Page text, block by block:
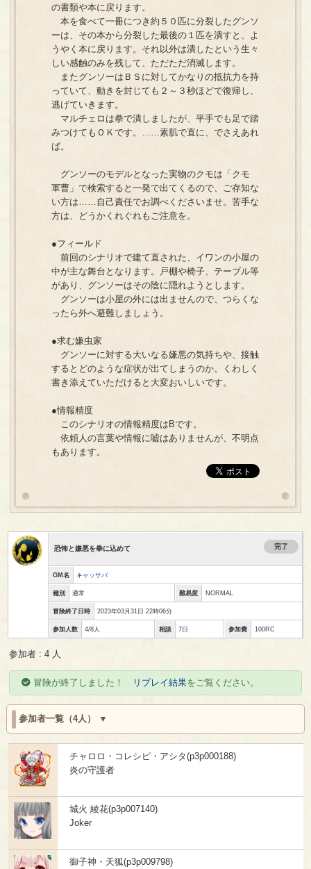
の書類や本に戻ります。
本を食べて一冊につき約５０匹に分裂したグンソ
ーは、その本から分裂した最後の１匹を潰すと、よ
うやく本に戻ります。それ以外は潰したという生々
しい感触のみを残して、ただただ消滅します。
またグンソーはＢＳに対してかなりの抵抗力を持
っていて、動きを封じても２～３秒ほどで復帰し、
逃げていきます。
マルチェロは拳で潰しましたが、平手でも足で踏
みつけてもＯＫです。……素肌で直に、でさえあれ
ば。
グンソーのモデルとなった実物のクモは「クモ
軍曹」で検索すると一発で出てくるので、ご存知な
い方は……自己責任でお調べくださいませ。苦手な
方は、どうかくれぐれもご注意を。
●フィールド
前回のシナリオで建て直された、イワンの小屋の
中が主な舞台となります。戸棚や椅子、テーブル等
があり、グンソーはその陰に隠れようとします。
グンソーは小屋の外には出ませんので、つらくな
ったら外へ避難しましょう。
●求む嫌虫家
グンソーに対する大いなる嫌悪の気持ちや、接触
するとどのような症状が出てしまうのか。くわしく
書き添えていただけると大変おいしいです。
●情報精度
このシナリオの情報精度はBです。
依頼人の言葉や情報に嘘はありませんが、不明点
もあります。
恐怖と嫌悪を拳に込めて 完了
GM名 キャッサバ
種別 通常 難易度 NORMAL
冒険終了日時 2023年03月31日 22時06分
参加人数 4/8人 相談 7日 参加費 100RC
参加者 : 4 人
冒険が終了しました！ リプレイ結果をご覧ください。
参加者一覧（4人）
チャロロ・コレシピ・アシタ(p3p000188)
炎の守護者
城火 綾花(p3p007140)
Joker
御子神・天狐(p3p009798)